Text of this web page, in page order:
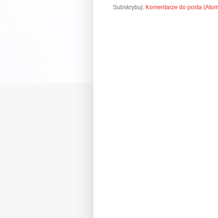
Subskrybuj: Komentarze do posta